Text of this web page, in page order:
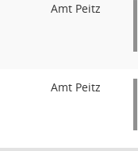
Amt Peitz
Amt Peitz